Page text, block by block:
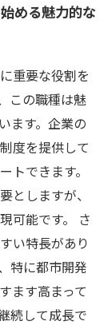
新しい可能
えるあなた
を切り開く
める魅力的な
重要な役割を
この職種は魅
ます。企業の
度を提供して
トできます。
としますが、
可能です。 さ
い特長があり
特に都市開発
ます高まって
続して成長で